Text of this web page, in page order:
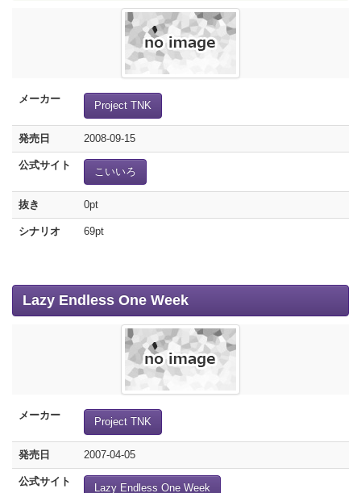
メーカー
Project TNK
発売日 2008-09-15
公式サイト
こいいろ
抜き 0pt
シナリオ 69pt
Lazy Endless One Week
メーカー
Project TNK
発売日 2007-04-05
公式サイト
Lazy Endless One Week